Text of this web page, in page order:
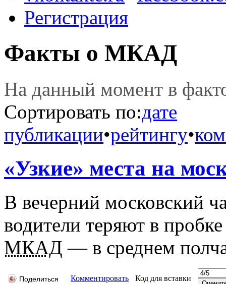
Регистрация
Факты о МКАД
На данный момент в
Сортировать по:дате
публикации•рейтингу•
«Узкие» места на
В вечерний московский
водители теряют в
МКАД — в среднем
Поделиться Комментировать Код для вставки